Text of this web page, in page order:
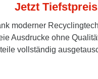
Jetzt
moderner
Ausdrucke ohne
vollständig